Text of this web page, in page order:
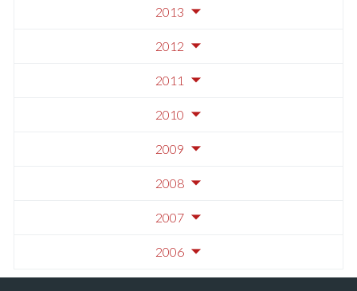
2013
2012
2011
2010
2009
2008
2007
2006